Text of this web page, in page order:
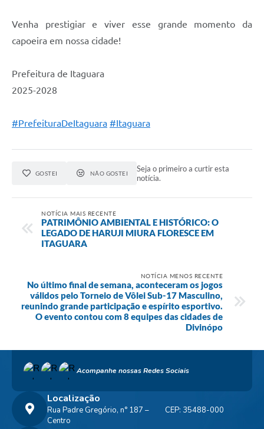
Venha prestigiar e viver esse grande momento da
capoeira em nossa cidade!
Prefeitura de Itaguara
2025-2028
#PrefeituraDeItaguara #Itaguara
GOSTEI NÃO GOSTEI
Seja o primeiro a curtir esta
notícia.
NOTÍCIA MAIS RECENTE
PATRIMÔNIO AMBIENTAL E HISTÓRICO: O
LEGADO DE HARUJI MIURA FLORESCE EM
ITAGUARA
NOTÍCIA MENOS RECENTE
No último final de semana, aconteceram os jogos
válidos pelo Torneio de Vôlei Sub-17 Masculino,
reunindo grande participação e espírito esportivo.
O evento contou com 8 equipes das cidades de
Divinópo
Acompanhe nossas Redes Sociais
Localização
Rua Padre Gregório, n° 187 –
Centro
CEP: 35488-000